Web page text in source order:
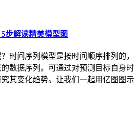
步解读精美模型图
时间序列模型是按时间顺序排列的，
数据序列。可通过对预测目标自身时
其变化趋势。让我们一起用亿图图示